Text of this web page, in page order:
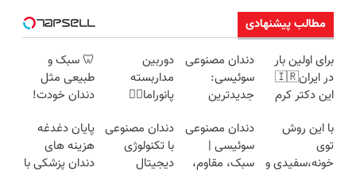
مطالب پیشنهادی
برای اولین بار
در ایران🇮🇷
این دکتر کرم
روزه ساخت!
دندان مصنوعی
سوئیسی:
جدیدترین
سبک و مقاوم |
پرداخت قسطی
دوربین
مداربسته
پانوراما👈🏻
360°و سازگار با
اندروید و ios
🦷 سبک و
طبیعی مثل
دندان خودت!
پرداخت
اقساطی 💳 📍
تهران
با این روش
توی
خونه،سفیدی و
دندان مصنوعی
سوئیسی |
سبک، مقاوم،
دندان مصنوعی
با تکنولوژی
دیجیتال
پایان دغدغه
هزینه های
دندان پزشکی با